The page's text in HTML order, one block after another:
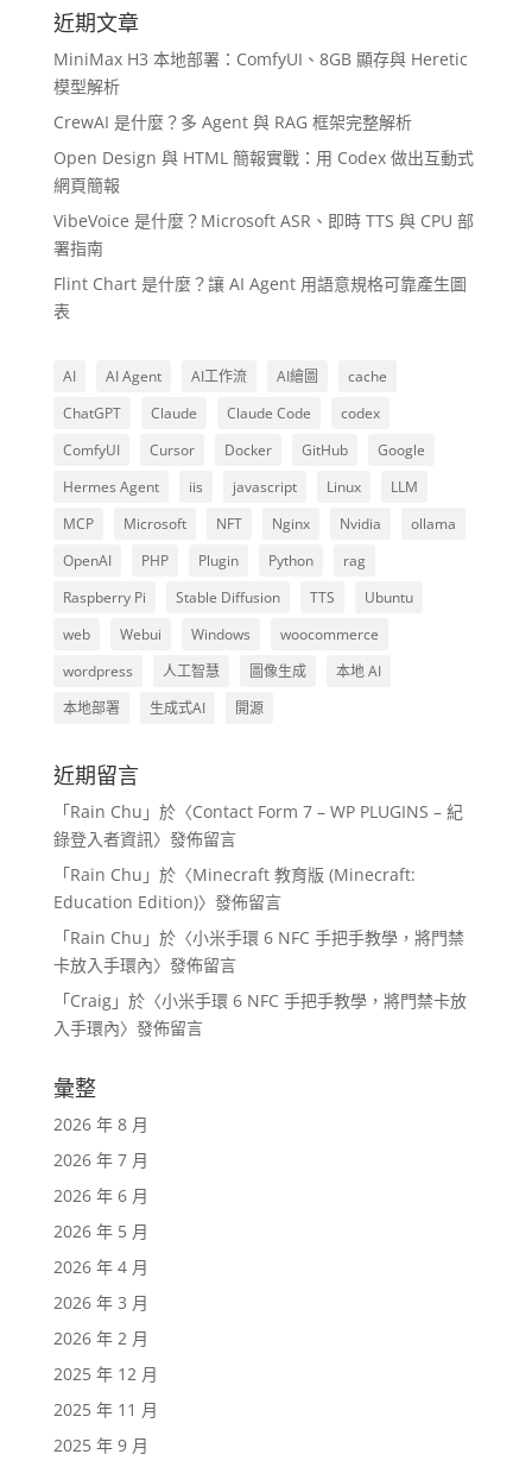
近期文章
MiniMax H3 本地部署：ComfyUI、8GB 顯存與 Heretic
模型解析
CrewAI 是什麼？多 Agent 與 RAG 框架完整解析
Open Design 與 HTML 簡報實戰：用 Codex 做出互動式
網頁簡報
VibeVoice 是什麼？Microsoft ASR、即時 TTS 與 CPU 部
署指南
Flint Chart 是什麼？讓 AI Agent 用語意規格可靠產生圖
表
AI AI Agent AI工作流 AI繪圖
cache
ChatGPT
Claude Claude Code
codex
ComfyUI
Cursor Docker GitHub
Google
Hermes Agent
iis javascript Linux
LLM
MCP
Microsoft NFT Nginx Nvidia
ollama
OpenAI
PHP Plugin Python
rag
Raspberry Pi
Stable Diffusion TTS
Ubuntu
web
Webui Windows
woocommerce
wordpress
人工智慧 圖像生成
本地 AI
本地部署
生成式AI 開源
近期留言
「Rain Chu 」於〈Contact Form 7 – WP PLUGINS – 紀
錄登入者資訊〉發佈留言
「Rain Chu 」於〈Minecraft 教育版 (Minecraft:
Education Edition)〉發佈留言
「Rain Chu 」於〈小米手環 6 NFC 手把手教學，將門禁
卡放入手環內〉發佈留言
「Craig」於〈小米手環 6 NFC 手把手教學，將門禁卡放
入手環內〉發佈留言
彙整
2026 年 8 月
2026 年 7 月
2026 年 6 月
2026 年 5 月
2026 年 4 月
2026 年 3 月
2026 年 2 月
2025 年 12 月
2025 年 11 月
2025 年 9 月